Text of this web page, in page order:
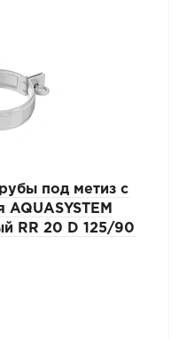
под метиз с
RR 20 D 125/90